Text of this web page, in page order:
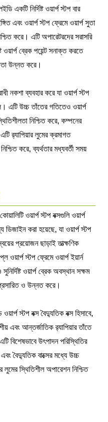
একটি নির্দিষ্ট ওয়ার্প স্টপ বার
এবং ওয়ার্প স্টপ ফ্রেমে ওয়ার্প সুতা
করে। এটি অপারেটরদের সরাসরি
ওয়ার্প ব্রেক পয়েন্ট সনাক্ত করতে
উন্নত করে।
নকশা ব্যবহার করে যা ওয়ার্প স্টপ
এটি উচ্চ তাঁতের গতিতেও ওয়ার্প
নিশ্চিত করে, কম্পনের
র‍্যাপিয়ার লুমের ক্রমাগত
করে, ব্যর্থতার মধ্যবর্তী সময়
ওয়ার্প স্টপ বক্সগুলি ওয়ার্প
ডিজাইন করা হয়েছে, যা ওয়ার্প স্টপ
প্রয়োজন ছাড়াই তাত্ক্ষণিক
স্টপ ফ্রেমে ওয়ার্প ইয়ার্ন
ওয়ার্প ব্রেক অবস্থান সক্ষম
প্রসারিত ও উন্নত করে।
স্টপ বক্স বৈদ্যুতিক বক্স হিসাবে,
এবং আন্তর্জাতিক র‌্যাপিয়ার তাঁতে
বিশেষভাবে উৎপাদন পরিস্থিতির
বৈদ্যুতিক বাক্সের মধ্যে উচ্চ
স্থিতিশীল অপারেশন নিশ্চিত